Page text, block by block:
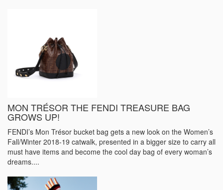
MON TRÉSOR THE FENDI TREASURE BAG
GROWS UP!
FENDI’s Mon Trésor bucket bag gets a new look on the Women’s
Fall/Winter 2018-19 catwalk, presented in a bigger size to carry all
must have items and become the cool day bag of every woman’s
dreams....